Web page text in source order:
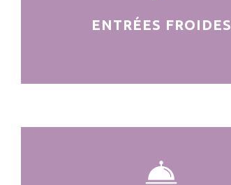
ENTRÉES FROIDES